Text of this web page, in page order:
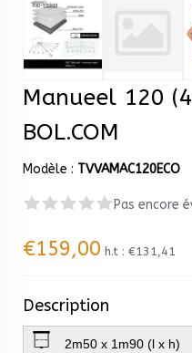
Manueel 120
BOL.COM
Modèle : TVVAMAC120ECO
Pas encore
€159,00 h.t : €131,41
Description
2m50 x 1m90 (l x h)